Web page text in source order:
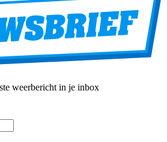
weerbericht in je inbox